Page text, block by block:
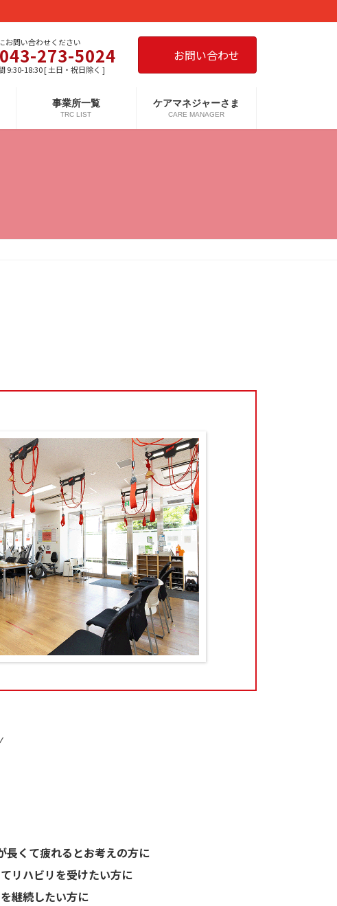
お問い合わせください
043-273-5024
9:30-18:30 [ 土日・祝日除く ]
お問い合わせ
事業所一覧
TRC LIST
ケアマネジャーさま
CARE MANAGER
長くて疲れるとお考えの方に
リハビリを受けたい方に
継続したい方に